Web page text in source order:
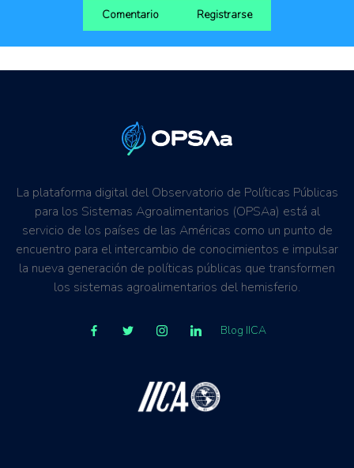
Comentario Registrarse
La plataforma digital del Observatorio de Políticas Públicas
para los Sistemas Agroalimentarios (OPSAa) está al
servicio de los países de las Américas como un punto de
encuentro para el intercambio de conocimientos e impulsar
la nueva generación de políticas públicas que transformen
los sistemas agroalimentarios del hemisferio.
Blog IICA